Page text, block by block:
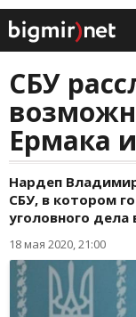
СБУ
Ермака
Нардеп
СБУ, в котором
уголовного
18 мая 2020, 21:00